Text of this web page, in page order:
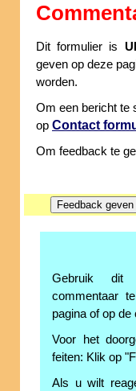
Dit formulier is
geven op deze
worden.
Om een bericht te
op Contact
Om feedback te
Gebruik dit
commentaar
pagina of op
Voor het
feiten: Klik op
Als u wilt